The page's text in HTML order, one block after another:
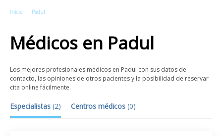
Inicio | Padul
Médicos en Padul
Los mejores profesionales médicos en Padul con sus datos de
contacto, las opiniones de otros pacientes y la posibilidad de reservar
cita online fácilmente.
Especialistas (2) Centros médicos (0)